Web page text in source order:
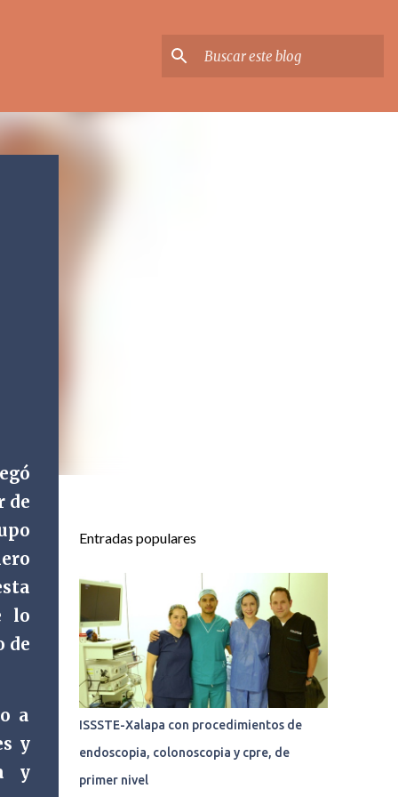
de
lo
de
a
y
y
Entradas populares
ISSSTE-Xalapa con procedimientos de
endoscopia, colonoscopia y cpre, de
primer nivel